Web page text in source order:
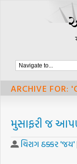
ARCHIVE FOR:
મુસાફરી જ
ચિરાગ ઠક્કર 'જય'